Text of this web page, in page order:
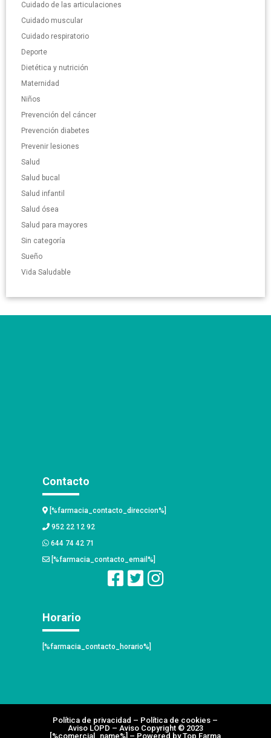
Cuidado de las articulaciones
Cuidado muscular
Cuidado respiratorio
Deporte
Dietética y nutrición
Maternidad
Niños
Prevención del cáncer
Prevención diabetes
Prevenir lesiones
Salud
Salud bucal
Salud infantil
Salud ósea
Salud para mayores
Sin categoría
Sueño
Vida Saludable
Contacto
[%farmacia_contacto_direccion%]
952 22 12 92
644 74 42 71
[%farmacia_contacto_email%]
Horario
[%farmacia_contacto_horario%]
Política de privacidad – Política de cookies –
Aviso LOPD – Aviso Copyright © 2023
[%comercial_name%] – Powered by Top Farma